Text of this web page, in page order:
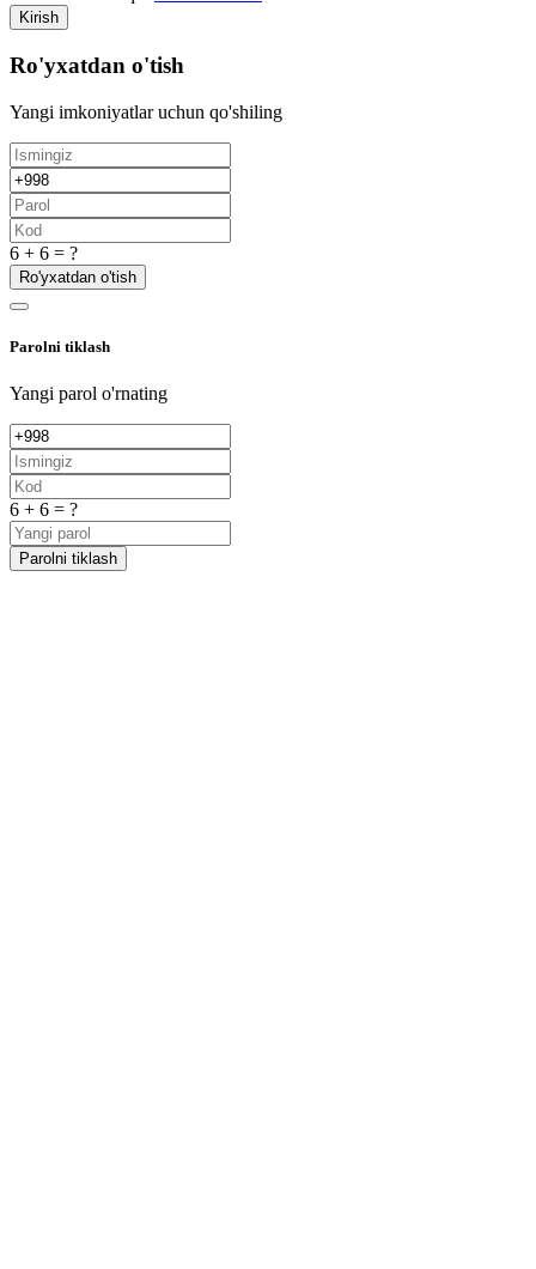
Kirish
Ro'yxatdan o'tish
Yangi imkoniyatlar uchun qo'shiling
6 + 6 = ?
Ro'yxatdan o'tish
Parolni tiklash
Yangi parol o'rnating
6 + 6 = ?
Parolni tiklash